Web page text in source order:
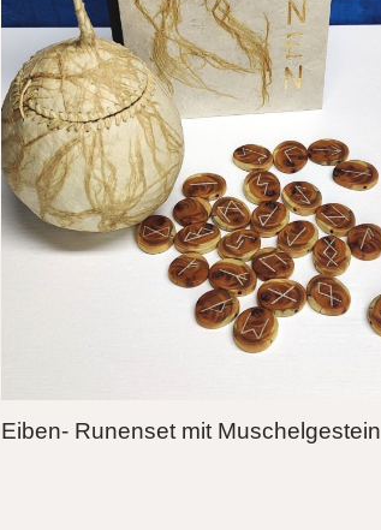
Eiben- Runenset mit Muschelgestein